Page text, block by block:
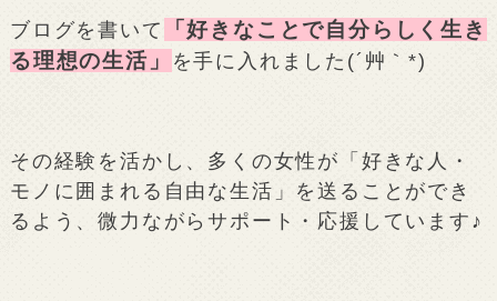
ブログを書いて
「好きなことで自分らしく生き
る理想の生活」
を手に入れました(´艸｀*)
その経験を活かし、多くの女性が「好きな人・
モノに囲まれる自由な生活」を送ることができ
るよう、微力ながらサポート・応援しています♪